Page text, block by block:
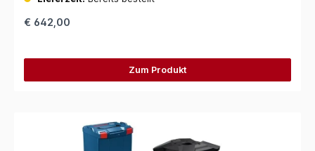
€ 642,00
Zum Produkt